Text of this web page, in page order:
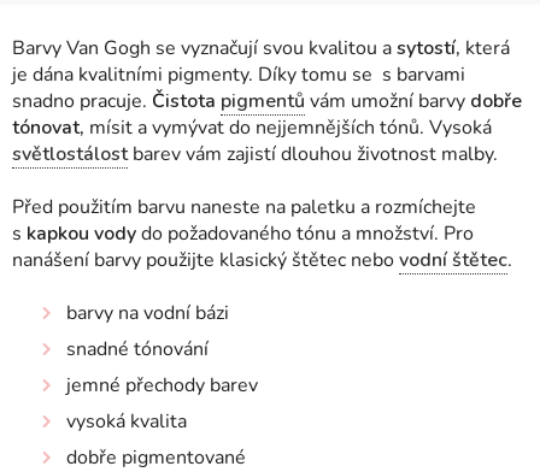
Barvy Van Gogh se vyznačují svou kvalitou asytostí, která
je dána kvalitními pigmenty. Díky tomu se s barvami
snadno pracuje. Čistota pigmentů vám umožní barvy dobře
tónovat, mísit a vymývat do nejjemnějších tónů. Vysoká
světlostálostbarev vám zajistí dlouhou životnost malby.
Před použitím barvu naneste na paletku a rozmíchejte
s kapkou vodydo požadovaného tónu a množství. Pro
nanášení barvy použijte klasický štětec nebovodní štětec.
barvy na vodní bázi
snadné tónování
jemné přechody barev
vysoká kvalita
dobře pigmentované